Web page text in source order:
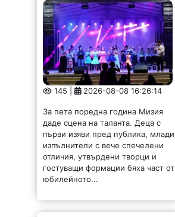
145 | 2026-08-08 16:26:14
За пета поредна година Мизия
даде сцена на таланта. Деца с
първи изяви пред публика, млади
изпълнители с вече спечелени
отличия, утвърдени творци и
гостуващи формации бяха част от
юбилейното...